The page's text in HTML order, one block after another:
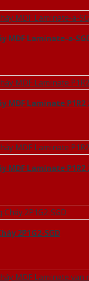
MDF Laminate-a-
MDF Laminate P1R2
MDF Laminate P1R2
2P1G2-SGD